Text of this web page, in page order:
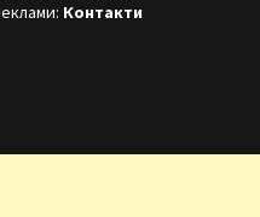
Контакти